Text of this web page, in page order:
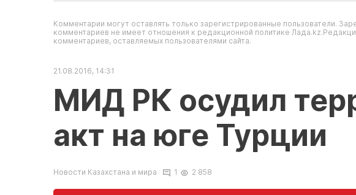
Комментарии могут оставлять только зарегистрированные пользователи.
комментариев не имеет отношения к редакционной политике
комментариев, оставляемых пользователями сайта.
21.08.2016, 14:31
МИД РК осудил
акт на юге Турции
Новости Казахстана и мира 1 2 858